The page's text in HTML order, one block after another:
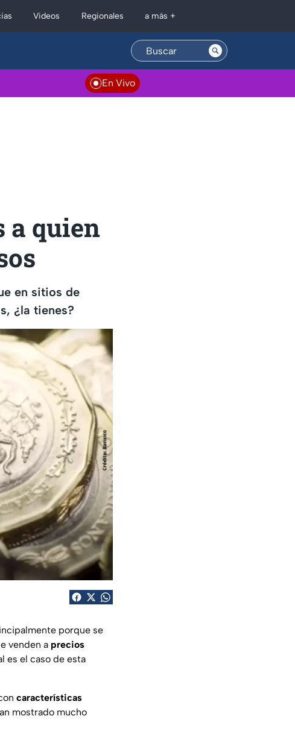
Videos Regionales a más +
En Vivo
a quien
en sitios de
¿la tienes?
porque se
venden a precios
es el caso de esta
características
mostrado mucho